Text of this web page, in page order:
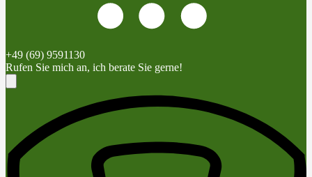
+49 (69) 9591130
Rufen Sie mich an, ich berate Sie gerne!